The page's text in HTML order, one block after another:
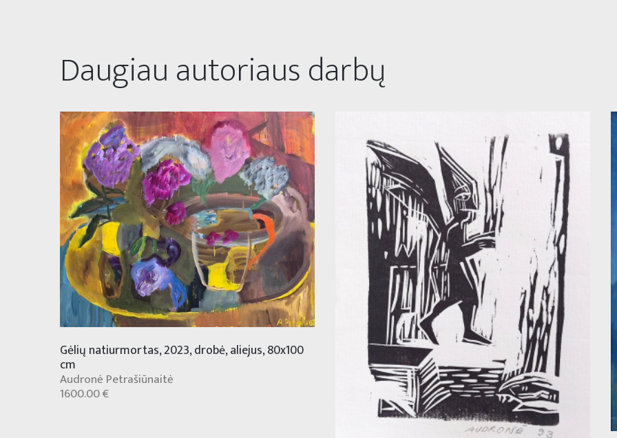
Daugiau autoriaus darbų
Gėlių natiurmortas, 2023, drobė, aliejus, 80x100
cm
Audronė Petrašiūnaitė
1600.00 €